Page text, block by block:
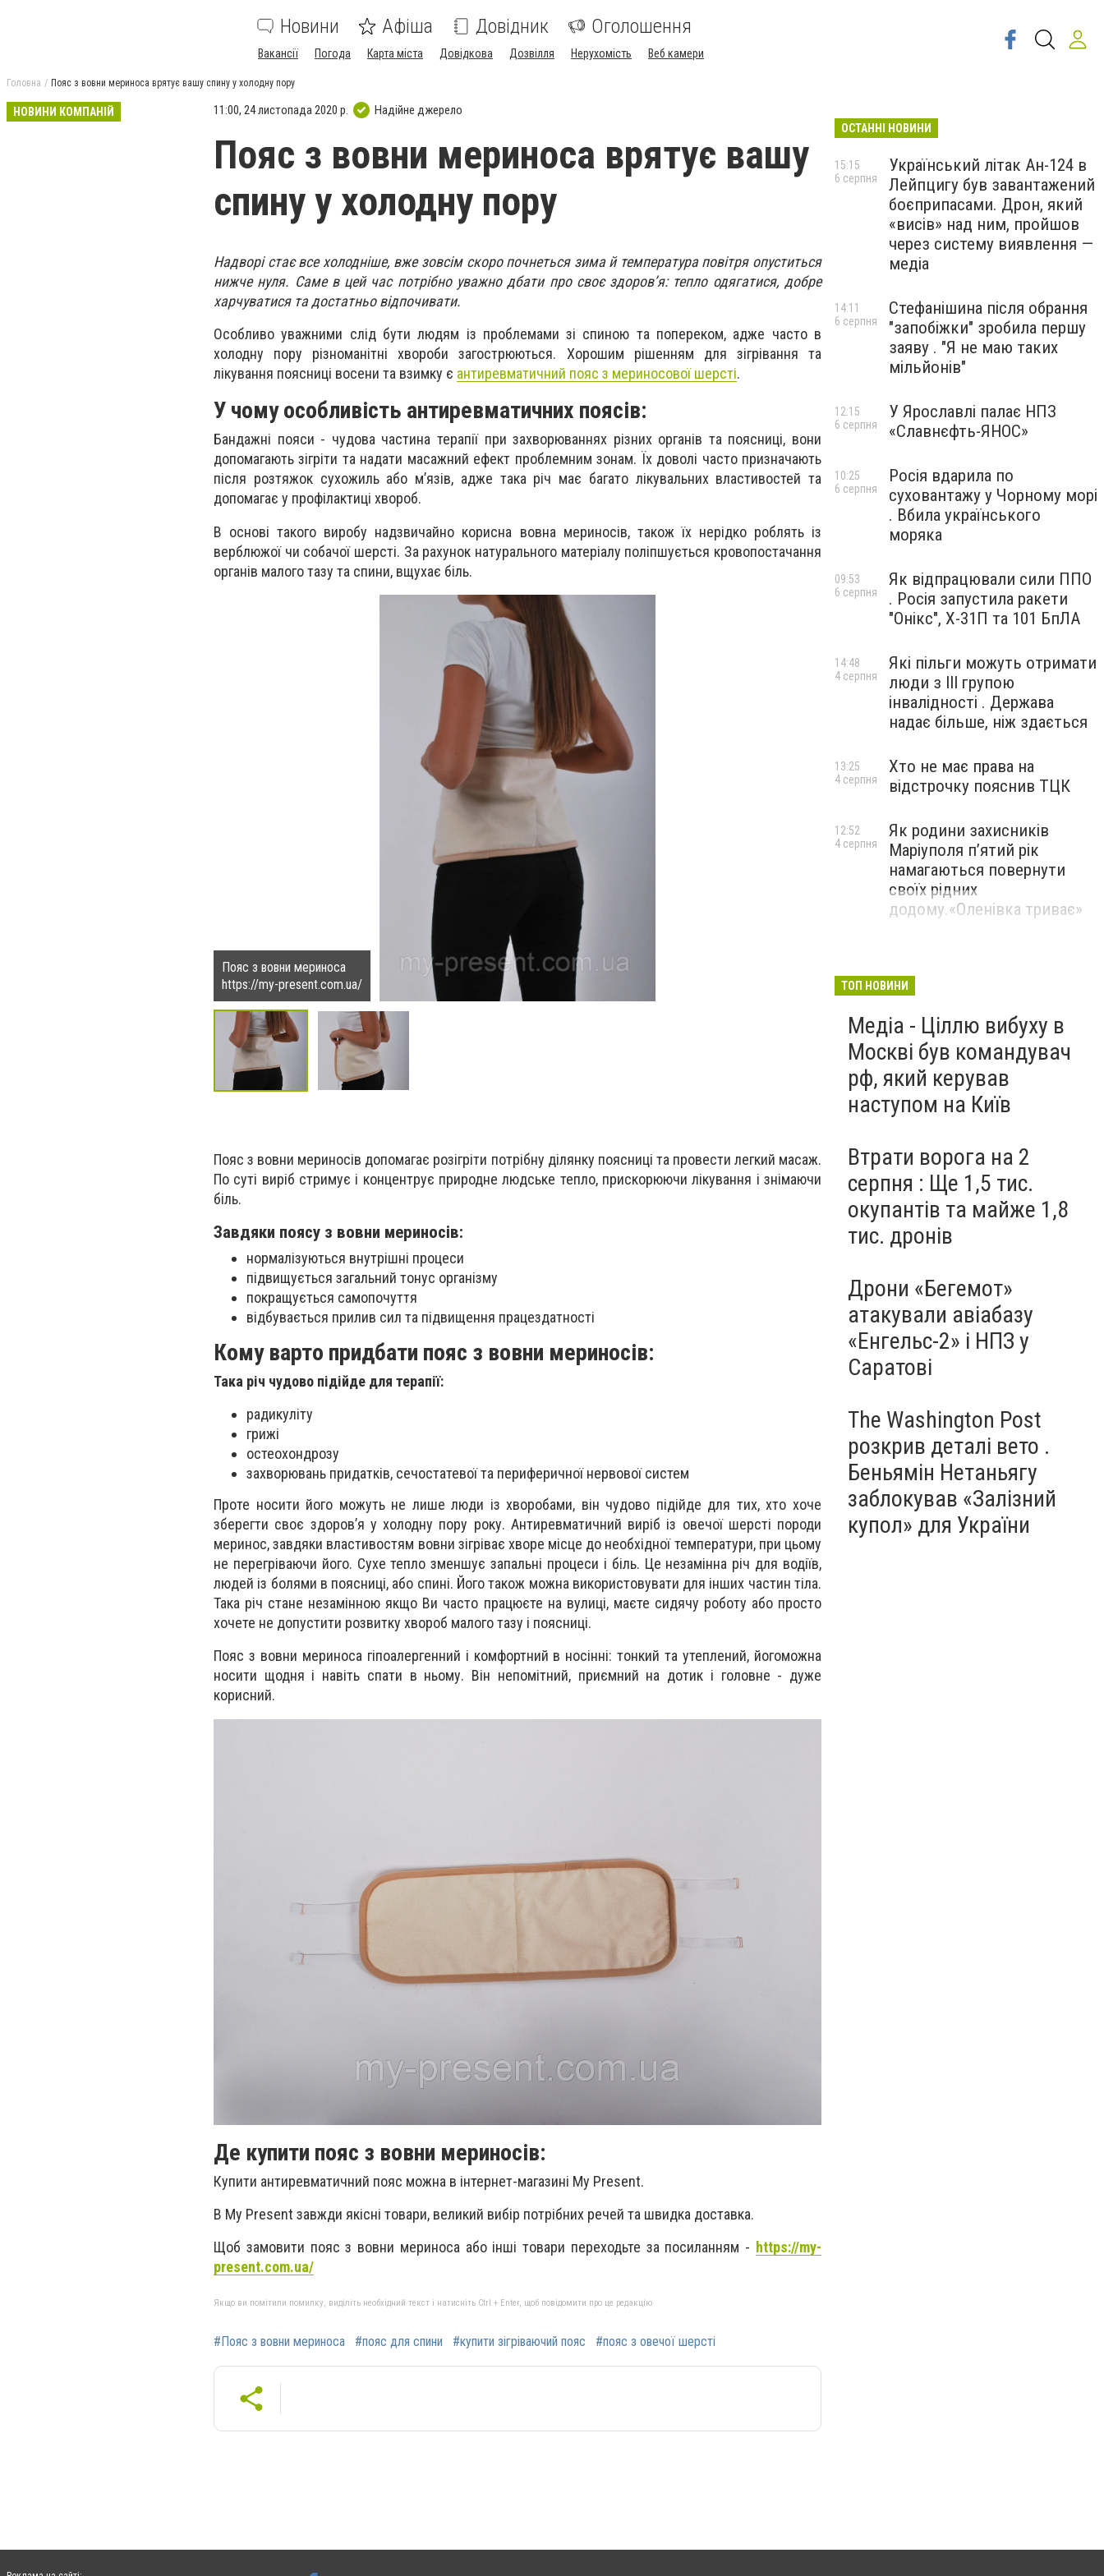
Новини Афіша Довідник Оголошення
Вакансії Погода Карта міста Довідкова Дозвілля Нерухомість Веб камери
Головна Пояс з вовни мериноса врятує вашу спину у холодну пору
НОВИНИ КОМПАНІЙ 11:00, 24 листопада 2020 р. Надійне джерело
Пояс з вовни мериноса врятує вашу
спину у холодну пору
Надворі стає все холодніше, вже зовсім скоро почнеться зима й температура повітря опуститься
нижче нуля. Саме в цей час потрібно уважно дбати про своє здоров’я: тепло одягатися, добре
харчуватися та достатньо відпочивати.
Особливо уважними слід бути людям із проблемами зі спиною та попереком, адже часто в
холодну пору різноманітні хвороби загострюються. Хорошим рішенням для зігрівання та
лікування поясниці восени та взимку є антиревматичний пояс з мериносової шерсті.
У чому особливість антиревматичних поясів:
Бандажні пояси - чудова частина терапії при захворюваннях різних органів та поясниці, вони
допомагають зігріти та надати масажний ефект проблемним зонам. Їх доволі часто призначають
після розтяжок сухожиль або м’язів, адже така річ має багато лікувальних властивостей та
допомагає у профілактиці хвороб.
В основі такого виробу надзвичайно корисна вовна мериносів, також їх нерідко роблять із
верблюжої чи собачої шерсті. За рахунок натурального матеріалу поліпшується кровопостачання
органів малого тазу та спини, вщухає біль.
Пояс з вовни мериноса
https://my-present.com.ua/
https://my-present.com.ua/
Пояс з вовни мериносів допомагає розігріти потрібну ділянку поясниці та провести легкий масаж.
По суті виріб стримує і концентрує природне людське тепло, прискорюючи лікування і знімаючи
біль.
Завдяки поясу з вовни мериносів:
нормалізуються внутрішні процеси
підвищується загальний тонус організму
покращується самопочуття
відбувається прилив сил та підвищення працездатності
Кому варто придбати пояс з вовни мериносів:
Така річ чудово підійде для терапії:
радикуліту
грижі
остеохондрозу
захворювань придатків, сечостатевої та периферичної нервової систем
Проте носити його можуть не лише люди із хворобами, він чудово підійде для тих, хто хоче
зберегти своє здоров’я у холодну пору року. Антиревматичний виріб із овечої шерсті породи
меринос, завдяки властивостям вовни зігріває хворе місце до необхідної температури, при цьому
не перегріваючи його. Сухе тепло зменшує запальні процеси і біль. Це незамінна річ для водіїв,
людей із болями в поясниці, або спині. Його також можна використовувати для інших частин тіла.
Така річ стане незамінною якщо Ви часто працюєте на вулиці, маєте сидячу роботу або просто
хочете не допустити розвитку хвороб малого тазу і поясниці.
Пояс з вовни мериноса гіпоалергенний і комфортний в носінні: тонкий та утеплений, йогоможна
носити щодня і навіть спати в ньому. Він непомітний, приємний на дотик і головне - дуже
корисний.
Де купити пояс з вовни мериносів:
Купити антиревматичний пояс можна в інтернет-магазині My Present.
В My Present завжди якісні товари, великий вибір потрібних речей та швидка доставка.
Щоб замовити пояс з вовни мериноса або інші товари переходьте за посиланням - https://my-
present.com.ua/
Якщо ви помітили помилку, виділіть необхідний текст і натисніть Ctrl + Enter, щоб повідомити про це редакцію
#Пояс з вовни мериноса #пояс для спини #купити зігріваючий пояс #пояс з овечої шерсті
ОСТАННІ НОВИНИ
Український літак Ан-124 в
Лейпцигу був завантажений
боєприпасами. Дрон, який
«висів» над ним, пройшов
через систему виявлення —
медіа
15:15
6 серпня
Стефанішина після обрання
"запобіжки" зробила першу
заяву . "Я не маю таких
мільйонів"
14:11
6 серпня
У Ярославлі палає НПЗ
«Славнєфть-ЯНОС»
12:15
6 серпня
Росія вдарила по
суховантажу у Чорному морі
. Вбила українського
моряка
10:25
6 серпня
Як відпрацювали сили ППО
. Росія запустила ракети
"Онікс", Х-31П та 101 БпЛА
09:53
6 серпня
Які пільги можуть отримати
люди з III групою
інвалідності . Держава
надає більше, ніж здається
14:48
4 серпня
Хто не має права на
відстрочку пояснив ТЦК
13:25
4 серпня
Як родини захисників
Маріуполя пʼятий рік
намагаються повернути
своїх рідних
додому.«Оленівка триває»
12:52
4 серпня
ТОП НОВИНИ
Медіа - Ціллю вибуху в
Москві був командувач
рф, який керував
наступом на Київ
Втрати ворога на 2
серпня : Ще 1,5 тис.
окупантів та майже 1,8
тис. дронів
Дрони «Бегемот»
атакували авіабазу
«Енгельс-2» і НПЗ у
Саратові
The Washington Post
розкрив деталі вето .
Беньямін Нетаньягу
заблокував «Залізний
купол» для України